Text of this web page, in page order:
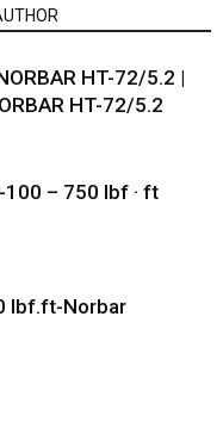
HT-72/5.2 |
HT-72/5.2
– 750 lbf · ft
lbf.ft-Norbar